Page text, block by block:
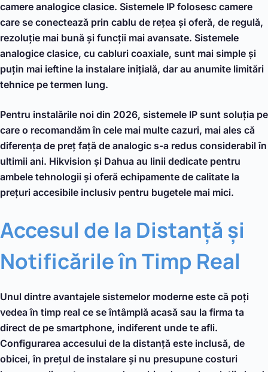
camere analogice clasice. Sistemele IP folosesc camere
care se conectează prin cablu de rețea și oferă, de regulă,
rezoluție mai bună și funcții mai avansate. Sistemele
analogice clasice, cu cabluri coaxiale, sunt mai simple și
puțin mai ieftine la instalare inițială, dar au anumite limitări
tehnice pe termen lung.
Pentru instalările noi din 2026, sistemele IP sunt soluția pe
care o recomandăm în cele mai multe cazuri, mai ales că
diferența de preț față de analogic s-a redus considerabil în
ultimii ani. Hikvision și Dahua au linii dedicate pentru
ambele tehnologii și oferă echipamente de calitate la
prețuri accesibile inclusiv pentru bugetele mai mici.
Accesul de la Distanță și
Notificările în Timp Real
Unul dintre avantajele sistemelor moderne este că poți
vedea în timp real ce se întâmplă acasă sau la firma ta
direct de pe smartphone, indiferent unde te afli.
Configurarea accesului de la distanță este inclusă, de
obicei, în prețul de instalare și nu presupune costuri